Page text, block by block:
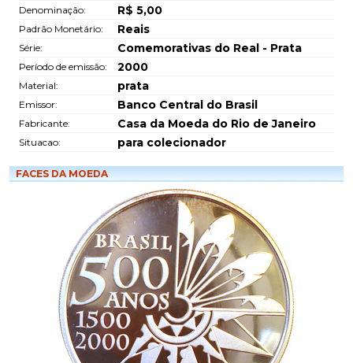
Denominação: R$ 5,00
Padrão Monetário: Reais
Série: Comemorativas do Real - Prata
Período de emissão: 2000
Material: prata
Emissor: Banco Central do Brasil
Fabricante: Casa da Moeda do Rio de Janeiro
Situacao: para colecionador
FACES DA MOEDA